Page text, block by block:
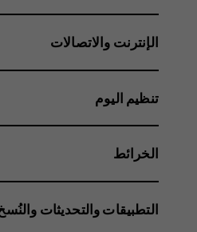
الإنترنت والاتصالات
تنظيم اليوم
الخرائط
التطبيقات والتحديثات